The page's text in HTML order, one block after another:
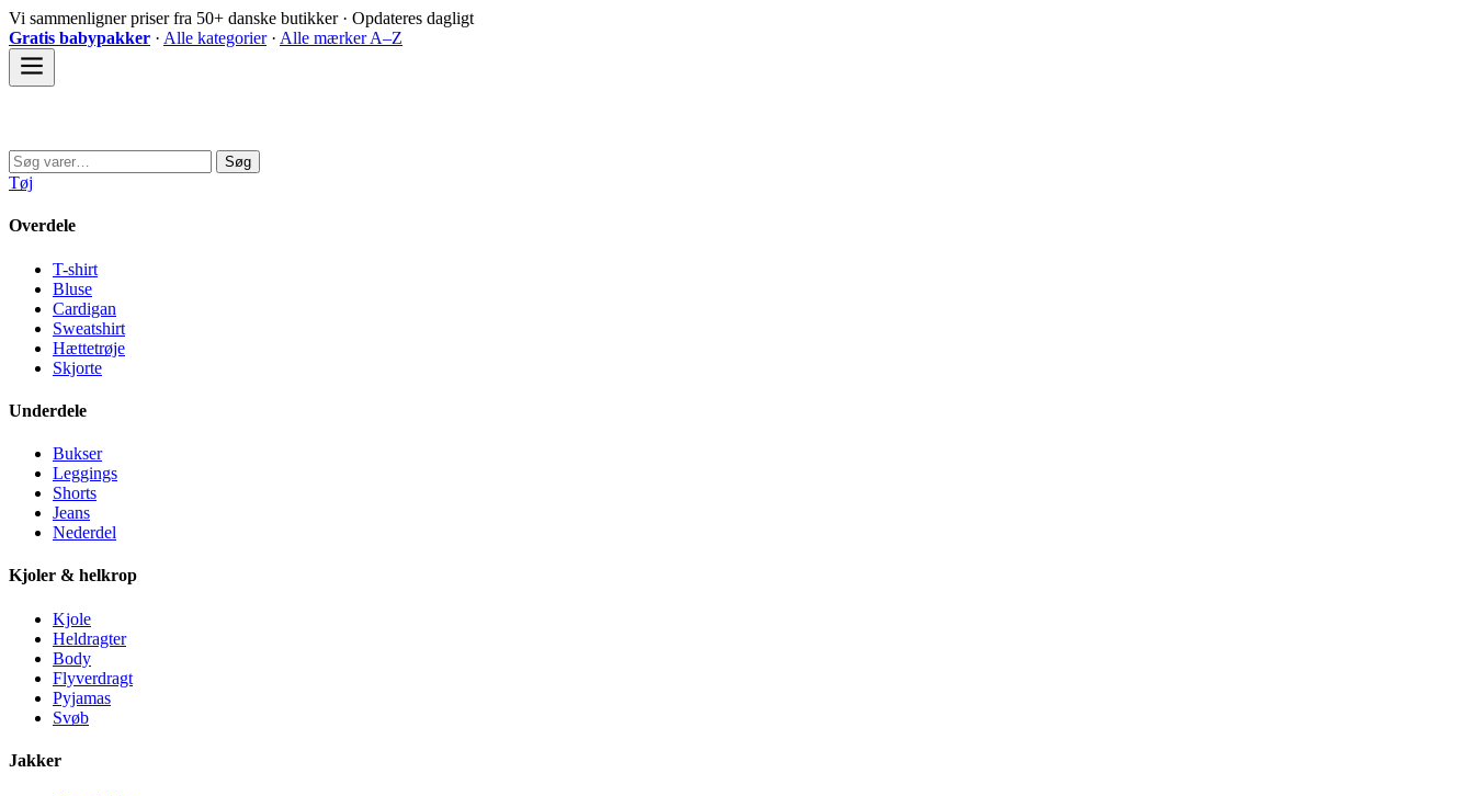
Spring
til
indhold
Vi sammenligner priser fra 50+ danske butikker · Opdateres dagligt
Gratis babypakker · Alle kategorier· Alle mærker A–Z
Søg
efter:
Søg
Tøj
Overdele
T-shirt
Bluse
Cardigan
Sweatshirt
Hættetrøje
Skjorte
Underdele
Bukser
Leggings
Shorts
Jeans
Nederdel
Kjoler & helkrop
Kjole
Heldragter
Body
Flyverdragt
Pyjamas
Svøb
Jakker